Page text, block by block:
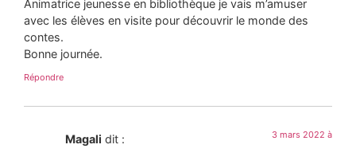
Animatrice jeunesse en bibliothèque je vais m’amuser
avec les élèves en visite pour découvrir le monde des
contes.
Bonne journée.
Répondre
Magali dit : 3 mars 2022 à